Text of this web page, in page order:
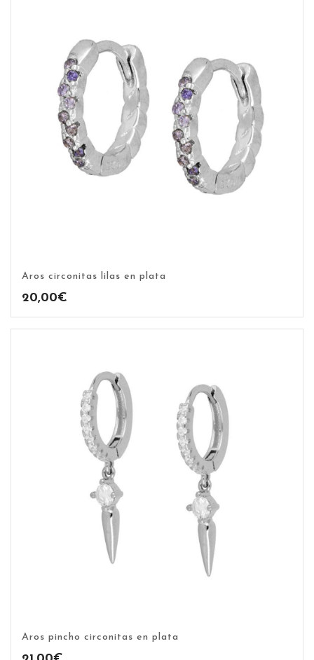
Aros circonitas lilas en plata
20,00€
Aros pincho circonitas en plata